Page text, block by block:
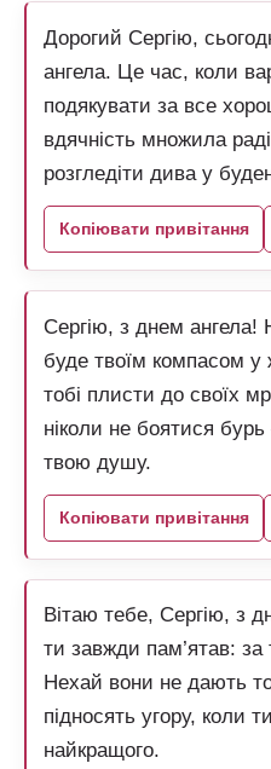
Дорогий Сергію,
ангела. Це час, коли
подякувати за все
вдячність множила
розгледіти дива у
Копіювати привітання
Сергію, з днем ангела!
буде твоїм компасом
тобі плисти до своїх
ніколи не боятися
твою душу.
Копіювати привітання
Вітаю тебе, Сергію, з
ти завжди пам’ятав:
Нехай вони не дають
підносять угору, коли
найкращого.